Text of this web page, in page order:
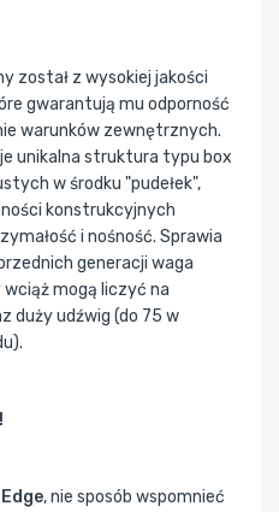
został z wysokiej jakości
gwarantują mu odporność
warunków zewnętrznych.
unikalna struktura typu box
w środku "pudełek",
konstrukcyjnych
i nośność. Sprawia
generacji waga
mogą liczyć na
duży udźwig (do 75 w
, nie sposób wspomnieć